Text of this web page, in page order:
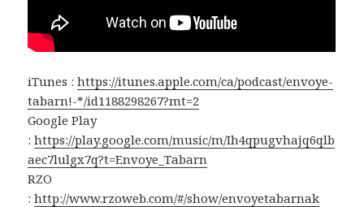
iTunes :https://itunes.apple.com/ca/podcast/envoye-
tabarn!-*/id1188298267?mt=2
Google Play
:https://play.google.com/music/m/Ih4qpugvhajq6qlb
aec7lulgx7q?t=Envoye_Tabarn
RZO
:http://www.rzoweb.com/#/show/envoyetabarnak